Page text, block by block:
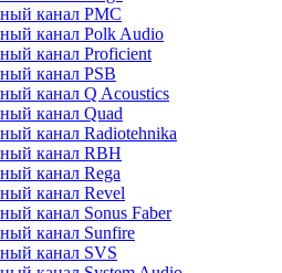
канал PMC
канал Polk Audio
канал Proficient
канал PSB
канал Q Acoustics
канал Quad
канал Radiotehnika
канал RBH
канал Rega
канал Revel
канал Sonus Faber
канал Sunfire
канал SVS